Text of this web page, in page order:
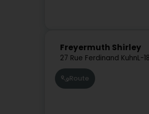
Freyermuth Shirley
27 Rue Ferdinand KuhnL-
Route